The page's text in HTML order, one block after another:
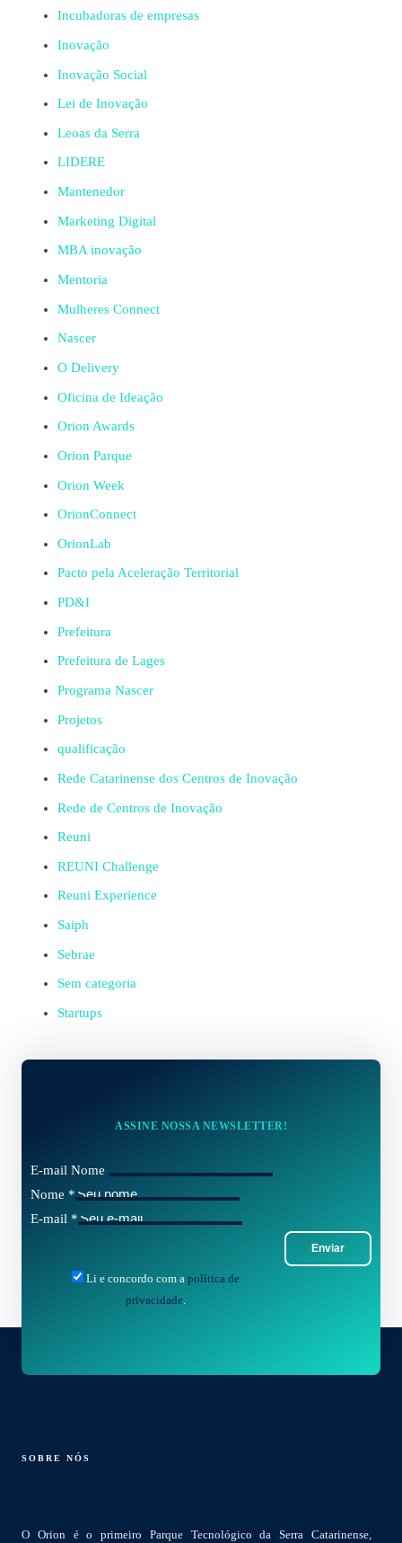
Incubadoras de empresas
Inovação
Inovação Social
Lei de Inovação
Leoas da Serra
LIDERE
Mantenedor
Marketing Digital
MBA inovação
Mentoria
Mulheres Connect
Nascer
O Delivery
Oficina de Ideação
Orion Awards
Orion Parque
Orion Week
OrionConnect
OrionLab
Pacto pela Aceleração Territorial
PD&I
Prefeitura
Prefeitura de Lages
Programa Nascer
Projetos
qualificação
Rede Catarinense dos Centros de Inovação
Rede de Centros de Inovação
Reuni
REUNI Challenge
Reuni Experience
Saiph
Sebrae
Sem categoria
Startups
ASSINE NOSSA NEWSLETTER!
E-mail Nome
Nome *
E-mail *
Enviar
Li e concordo com a política de
privacidade.
SOBRE NÓS
O Orion é o primeiro Parque Tecnológico da Serra Catarinense,